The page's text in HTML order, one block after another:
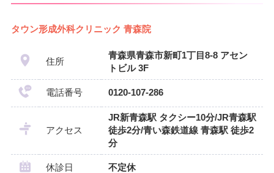
タウン形成外科クリニック 青森院
住所
青森県青森市新町1丁目8-8 アセン
トビル 3F
電話番号 0120-107-286
アクセス
JR新青森駅 タクシー10分/JR青森駅
徒歩2分/青い森鉄道線 青森駅 徒歩2
分
休診日 不定休